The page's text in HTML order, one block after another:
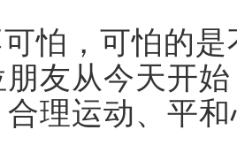
怕，可怕的
友从今天开
理运动、平